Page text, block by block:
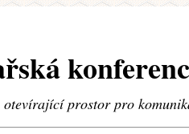
otevírající prostor pro